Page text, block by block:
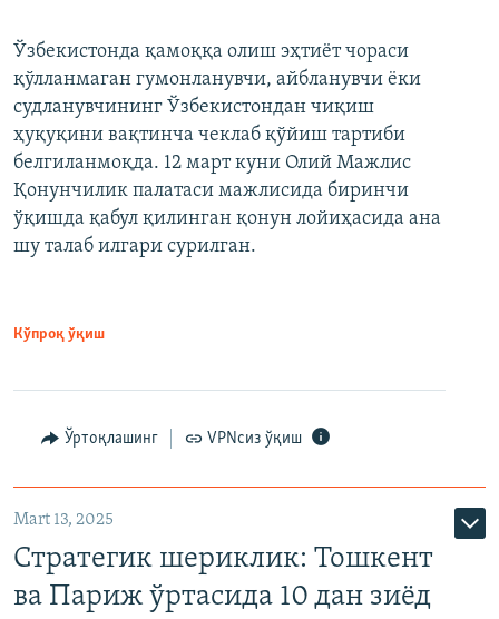
Ўзбекистонда қамоққа олиш эҳтиёт чораси
қўлланмаган гумонланувчи, айбланувчи ёки
судланувчининг Ўзбекистондан чиқиш
ҳуқуқини вақтинча чеклаб қўйиш тартиби
белгиланмоқда. 12 март куни Олий Мажлис
Қонунчилик палатаси мажлисида биринчи
ўқишда қабул қилинган қонун лойиҳасида ана
шу талаб илгари сурилган.
Кўпроқ ўқиш
Ўртоқлашинг VPNсиз ўқиш
Mart 13, 2025
Стратегик шериклик: Тошкент
ва Париж ўртасида 10 дан зиёд